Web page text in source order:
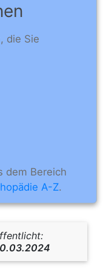
die Sie
dem Bereich
A-Z.